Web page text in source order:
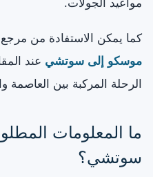
مواعيد الجولات.
كما يمكن الاستفادة من
موسكو إلى سوتشي عند
الرحلة المركبة بين العاصمة
ما المعلومات
سوتشي؟